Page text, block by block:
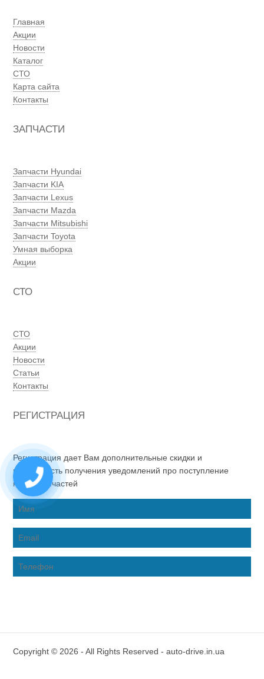
Главная
Акции
Новости
Каталог
СТО
Карта сайта
Контакты
ЗАПЧАСТИ
Запчасти Hyundai
Запчасти KIA
Запчасти Lexus
Запчасти Mazda
Запчасти Mitsubishi
Запчасти Toyota
Умная выборка
Акции
СТО
СТО
Акции
Новости
Статьи
Контакты
РЕГИСТРАЦИЯ
Регистрация дает Вам дополнительные скидки и
возможность получения уведомлений про поступление
новых запчастей
Copyright © 2026 - All Rights Reserved - auto-drive.in.ua